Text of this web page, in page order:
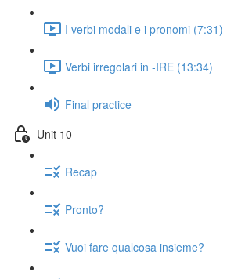
I verbi modali e i pronomi (7:31)
Verbi irregolari in -IRE (13:34)
Final practice
Unit 10
Recap
Pronto?
Vuoi fare qualcosa insieme?